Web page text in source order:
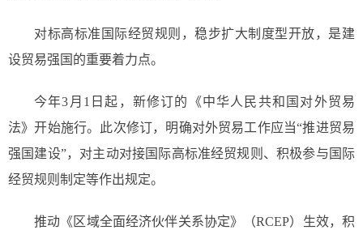
对标高标准国际经贸规则，稳步扩大制度型开放，是建
设贸易强国的重要着力点。
今年3月1日起，新修订的《中华人民共和国对外贸易
法》开始施行。此次修订，明确对外贸易工作应当“推进贸易
强国建设”，对主动对接国际高标准经贸规则、积极参与国际
经贸规则制定等作出规定。
推动《区域全面经济伙伴关系协定》（RCEP）生效，积